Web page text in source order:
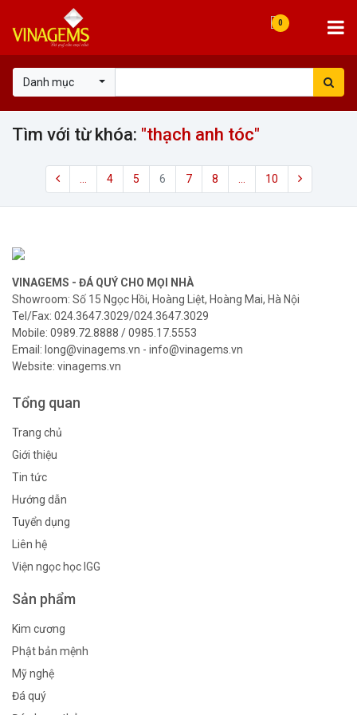
Danh mục
0
Tìm với từ khóa: "thạch anh tóc"
4 5 6 7 8 10
VINAGEMS - ĐÁ QUÝ CHO MỌI NHÀ
Showroom: Số 15 Ngọc Hồi, Hoàng Liệt, Hoàng Mai, Hà Nội
Tel/Fax: 024.3647.3029/024.3647.3029
Mobile: 0989.72.8888 / 0985.17.5553
Email: long@vinagems.vn - info@vinagems.vn
Website: vinagems.vn
Tổng quan
Trang chủ
Giới thiệu
Tin tức
Hướng dẫn
Tuyển dụng
Liên hệ
Viện ngọc học IGG
Sản phẩm
Kim cương
Phật bản mệnh
Mỹ nghệ
Đá quý